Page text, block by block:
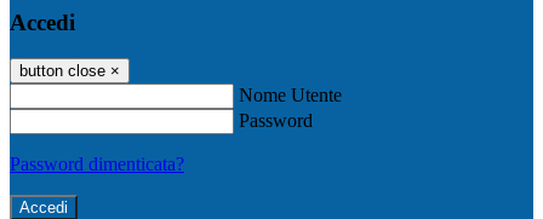
Accedi
button close ×
Nome Utente
Password
Password dimenticata?